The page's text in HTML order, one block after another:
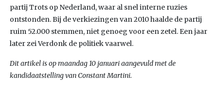
partij Trots op Nederland, waar al snel interne ruzies
ontstonden. Bij de verkiezingen van 2010 haalde de partij
ruim 52.000 stemmen, niet genoeg voor een zetel. Een jaar
later zei Verdonk de politiek vaarwel.
Dit artikel is op maandag 10 januari aangevuld met de
kandidaatstelling van Constant Martini.